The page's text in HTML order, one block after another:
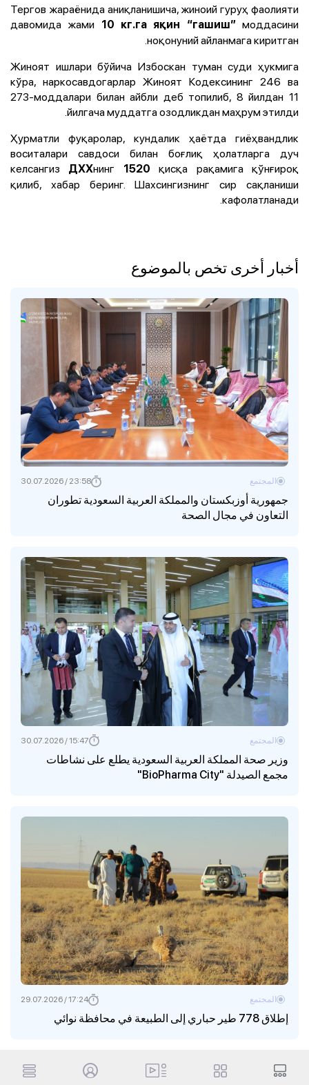
Тергов жараёнида аниқланишича, жиноий гуруҳ фаолияти
давомида жами 10 кг.га яқин “гашиш”моддасини
ноқонуний айланмага киритган.
Жиноят ишлари бўйича Избоскан туман суди ҳукмига
кўра, наркосавдогарлар Жиноят Кодексининг 246 ва
273-моддалари билан айбли деб топилиб, 8 йилдан 11
йилгача муддатга озодликдан маҳрум этилди.
Ҳурматли фуқаролар, кундалик ҳаётда гиёҳвандлик
воситалари савдоси билан боғлиқ ҳолатларга дуч
келсангиз
ДХХнинг 1520
қисқа рақамига қўнғироқ
қилиб, хабар беринг. Шахсингизнинг сир сақланиши
кафолатланади.
أخبار أخرى تخص بالموضوع
جمهورية أوزبكستان والمملكة العربية السعودية تطوران
التعاون في مجال الصحة
المجتمع 23:58 / 30.07.2026
وزير صحة المملكة العربية السعودية يطلع على نشاطات
مجمع الصيدلة "BioPharma City"
المجتمع 15:47 / 30.07.2026
إطلاق 778 طير حباري إلى الطبيعة في محافظة نوائي
المجتمع 17:24 / 29.07.2026